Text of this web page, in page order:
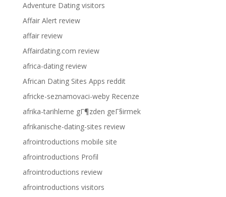
Adventure Dating visitors
Affair Alert review
affair review
Affairdating.com review
africa-dating review
African Dating Sites Apps reddit
africke-seznamovaci-weby Recenze
afrika-tarihleme gГ¶zden geГ§irmek
afrikanische-dating-sites review
afrointroductions mobile site
afrointroductions Profil
afrointroductions review
afrointroductions visitors